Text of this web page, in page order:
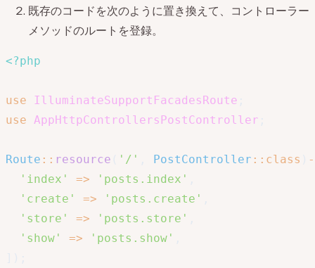
既存のコードを次のように置き換えて、コントローラー
メソッドのルートを登録。
<?php
use IlluminateSupportFacadesRoute
use AppHttpControllersPostController
Route :: resource '/' PostController :: class
'index'
=> 'posts.index'
'create'
=> 'posts.create'
'store'
=> 'posts.store'
'show'
=> 'posts.show'